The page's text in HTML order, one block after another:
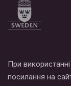
При
посилання на